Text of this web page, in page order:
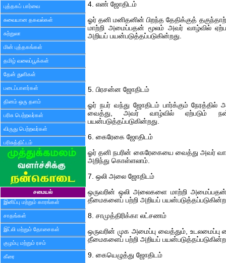
புத்தகப் பார்வை
சுவையான தகவல்கள்
சுற்றுலா
மின் புத்தகங்கள்
தமிழ் வலைப்பூக்கள்
தேன் துளிகள்
படைப்பாளர்கள்
தினம் ஒரு தளம்
பரிசு பெற்றவர்கள்
விருது பெற்றவர்கள்
பரிசுத்திட்டம்
சமையல்
இனிப்பு மற்றும் காரங்கள்
சாதங்கள்
இட்லி மற்றும் தோசைகள்
குழம்பு மற்றும் ரசம்
கீரை
4. எண் ஜோதிடம்
ஓர் தனி மனிதனின் பிறந்த தேதிக்குத்
மாற்றி அமைப்பதன் மூலம் அவர் வாழ்வில்
அறியப் பயன்படுத்தப்படுகின்றது.
5. பிரசன்ன ஜோதிடம்
ஓர் நபர் வந்து ஜோதிடம் பார்க்கும் நேரத்தில்
வைத்து, அவர் வாழ்வில் ஏற்படும்
பயன்படுத்தப்படுகின்றது.
6. கைரேகை ஜோதிடம்
ஓர் தனி நபரின் கைரேகையை வைத்து அவர்
அறிந்து கொள்ளலாம்.
7. ஒலி அலை ஜோதிடம்
ஒருவரின் ஒலி அலைகளை மாற்றி
தீமைகளைப் பற்றி அறியப்
8. சாமுத்திரிக்கா லட்சணம்
ஒருவரின் முக அமைப்பு வைத்தும்,
தீமைகளைப் பற்றி அறியப்
9. கையெழுத்து ஜோதிடம்